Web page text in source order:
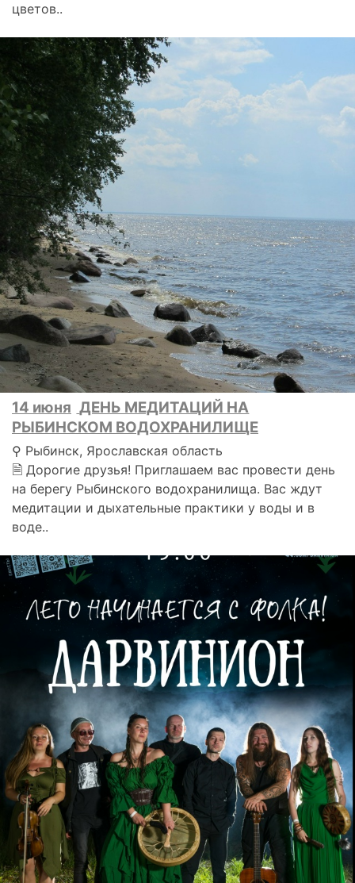
цветов..
14 июня ДЕНЬ МЕДИТАЦИЙ НА
РЫБИНСКОМ ВОДОХРАНИЛИЩЕ
⚲ Рыбинск, Ярославская область
🗎 Дорогие друзья! Приглашаем вас провести день
на берегу Рыбинского водохранилища. Вас ждут
медитации и дыхательные практики у воды и в
воде..